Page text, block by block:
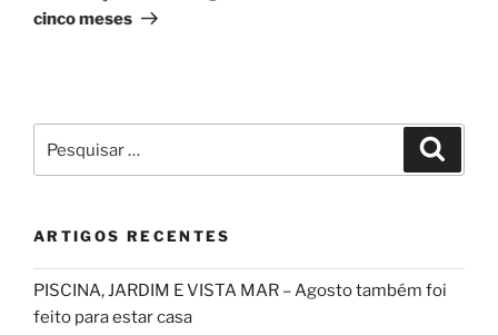
cinco meses
por:
ARTIGOS RECENTES
PISCINA, JARDIM E VISTA MAR – Agosto também foi
feito para estar casa